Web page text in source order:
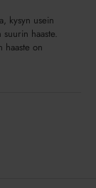
kysyn usein
haaste.
haaste on